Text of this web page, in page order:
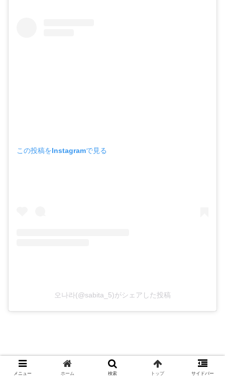
この投稿をInstagramで見る
오나라(@sabita_5)がシェアした投稿
パク・ウネ
メニュー ホーム 検索 トップ サイドバー